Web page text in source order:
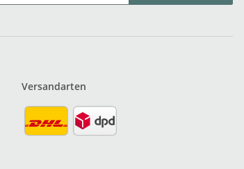
Versandarten